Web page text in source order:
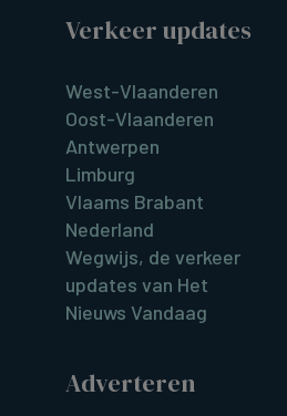
Verkeer updates
West-Vlaanderen
Oost-Vlaanderen
Antwerpen
Limburg
Vlaams Brabant
Nederland
Wegwijs, de verkeer
updates van Het
Nieuws Vandaag
Adverteren